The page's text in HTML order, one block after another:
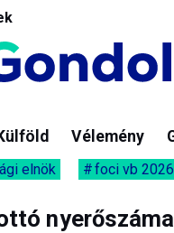
Vélemény
elnök foci vb 2026